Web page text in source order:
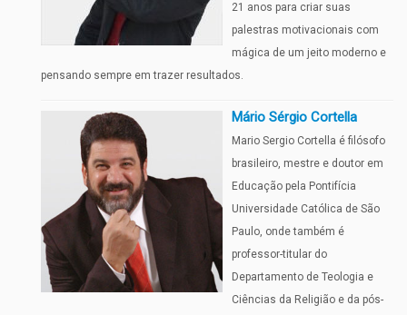
21 anos para criar suas
palestras motivacionais com
mágica de um jeito moderno e
pensando sempre em trazer resultados.
Mário Sérgio Cortella
Mario Sergio Cortella é filósofo
brasileiro, mestre e doutor em
Educação pela Pontifícia
Universidade Católica de São
Paulo, onde também é
professor-titular do
Departamento de Teologia e
Ciências da Religião e da pós-